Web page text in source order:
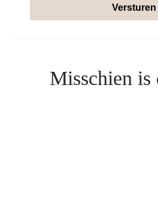
Versturen
Misschien is